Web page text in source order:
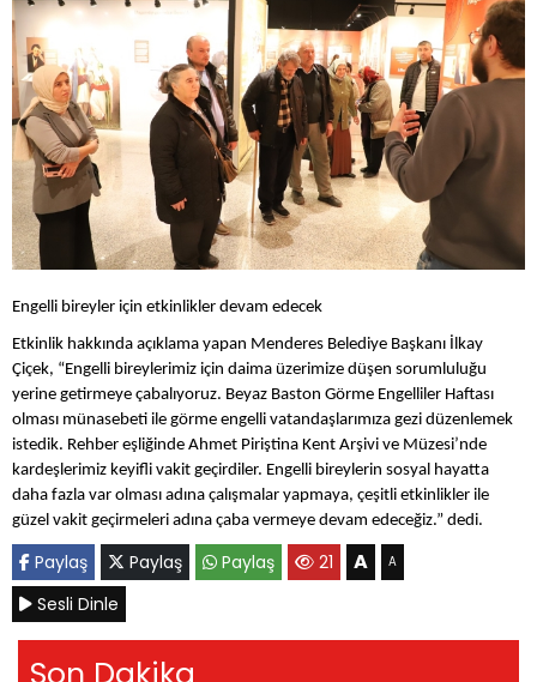
Engelli bireyler için etkinlikler devam edecek
Etkinlik hakkında açıklama yapan Menderes Belediye Başkanı İlkay
Çiçek, “Engelli bireylerimiz için daima üzerimize düşen sorumluluğu
yerine getirmeye çabalıyoruz. Beyaz Baston Görme Engelliler Haftası
olması münasebeti ile görme engelli vatandaşlarımıza gezi düzenlemek
istedik. Rehber eşliğinde Ahmet Piriştina Kent Arşivi ve Müzesi’nde
kardeşlerimiz keyifli vakit geçirdiler. Engelli bireylerin sosyal hayatta
daha fazla var olması adına çalışmalar yapmaya, çeşitli etkinlikler ile
güzel vakit geçirmeleri adına çaba vermeye devam edeceğiz.” dedi.
Paylaş Paylaş Paylaş 21 A A
Sesli Dinle